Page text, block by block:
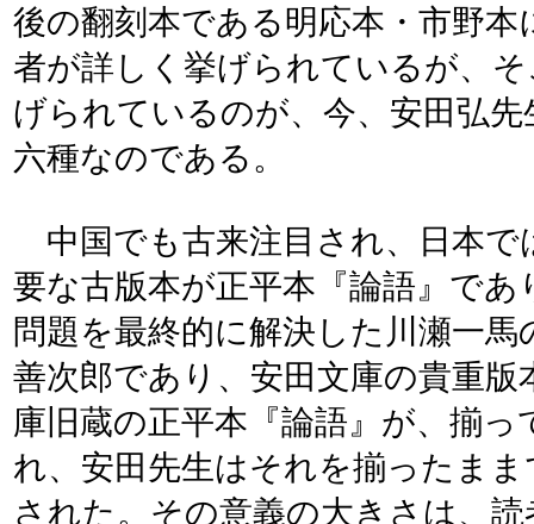
後の翻刻本である明応本・市野
者が詳しく挙げられているが、
げられているのが、今、安田弘
六種なのである。
中国でも古来注目され、日本で
要な古版本が正平本『論語』で
問題を最終的に解決した川瀬一
善次郎であり、安田文庫の貴重
庫旧蔵の正平本『論語』が、揃
れ、安田先生はそれを揃ったま
された。その意義の大きさは、